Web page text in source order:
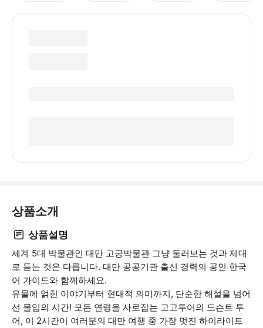
상품소개
상품설명
세계 5대 박물관인 대만 고궁박물관 그냥 둘러보는 것과 제대
로 듣는 것은 다릅니다. 대만 공공기관 출신 경력의 공인 한국
어 가이드와 함께하세요.
유물에 얽힌 이야기부터 현대적 의미까지, 단순한 해설을 넘어
선 몰입의 시간! 모든 연령을 사로잡는 고고투어의 도슨트 투
어, 이 2시간이 여러분의 대만 여행 중 가장 멋진 하이라이트